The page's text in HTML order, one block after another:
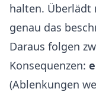
halten. Überlädt
genau das
Daraus folgen
Konsequenzen:
(Ablenkungen